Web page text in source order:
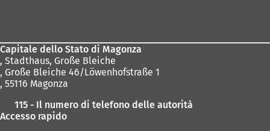
Capitale dello Stato di Magonza
, Stadthaus, Große Bleiche
, Große Bleiche 46/Löwenhofstraße 1
, 55116 Magonza
115 - Il numero di telefono delle autorità
Accesso rapido